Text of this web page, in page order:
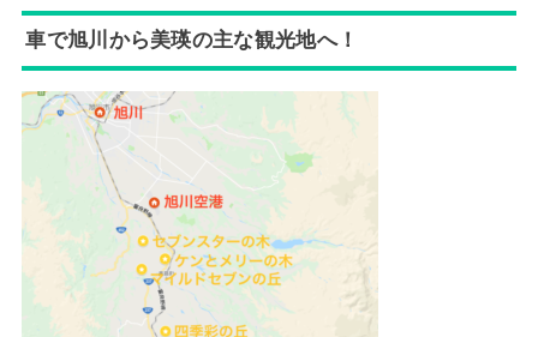
車で旭川から美瑛の主な観光地へ！